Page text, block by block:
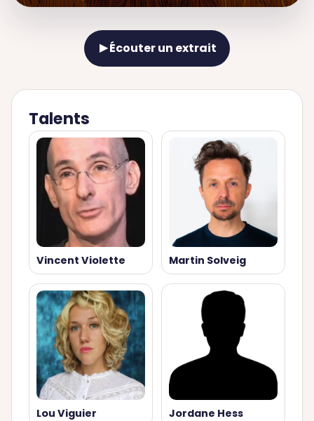
▶Écouter un extrait
Talents
Vincent Violette Martin Solveig
Lou Viguier Jordane Hess